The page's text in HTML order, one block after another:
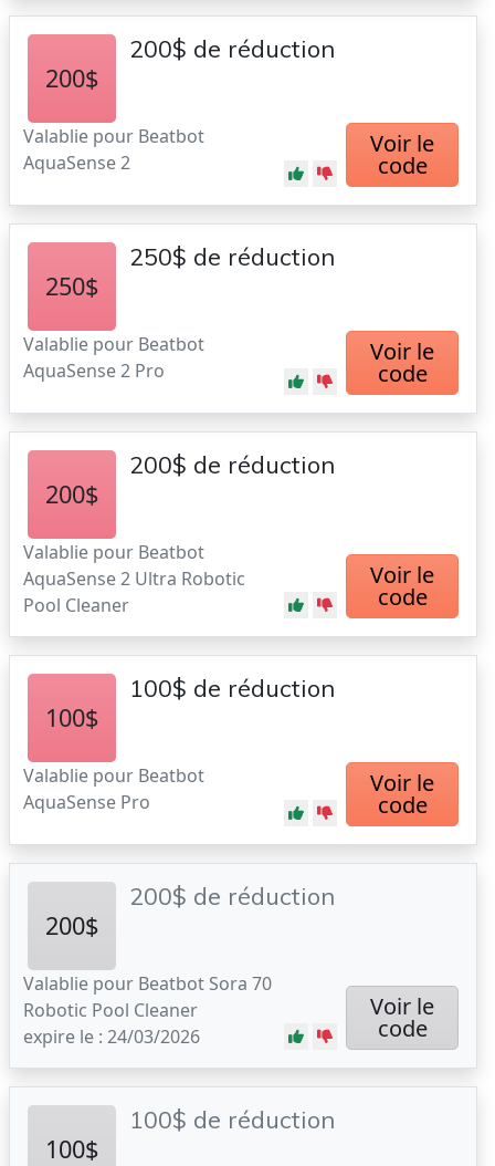
200$
200$ de réduction
Valablie pour Beatbot
AquaSense 2
Voir le
code
250$
250$ de réduction
Valablie pour Beatbot
AquaSense 2 Pro
Voir le
code
200$
200$ de réduction
Valablie pour Beatbot
AquaSense 2 Ultra Robotic
Pool Cleaner
Voir le
code
100$
100$ de réduction
Valablie pour Beatbot
AquaSense Pro
Voir le
code
200$
200$ de réduction
Valablie pour Beatbot Sora 70
Robotic Pool Cleaner
expire le : 24/03/2026
Voir le
code
100$
100$ de réduction